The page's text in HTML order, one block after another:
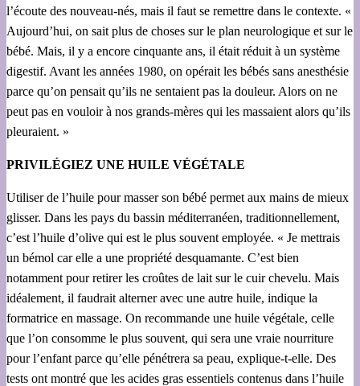
l’écoute des nouveau-nés, mais il faut se remettre dans le contexte. «
Aujourd’hui, on sait plus de choses sur le plan neurologique et sur le
bébé. Mais, il y a encore cinquante ans, il était réduit à un système
digestif. Avant les années 1980, on opérait les bébés sans anesthésie
parce qu’on pensait qu’ils ne sentaient pas la douleur. Alors on ne
peut pas en vouloir à nos grands-mères qui les massaient alors qu’ils
pleuraient. »
PRIVILÉGIEZ UNE HUILE VÉGÉTALE
Utiliser de l’huile pour masser son bébé permet aux mains de mieux
glisser. Dans les pays du bassin méditerranéen, traditionnellement,
c’est l’huile d’olive qui est le plus souvent employée. « Je mettrais
un bémol car elle a une propriété desquamante. C’est bien
notamment pour retirer les croûtes de lait sur le cuir chevelu. Mais
idéalement, il faudrait alterner avec une autre huile, indique la
formatrice en massage. On recommande une huile végétale, celle
que l’on consomme le plus souvent, qui sera une vraie nourriture
pour l’enfant parce qu’elle pénétrera sa peau, explique-t-elle. Des
tests ont montré que les acides gras essentiels contenus dans l’huile